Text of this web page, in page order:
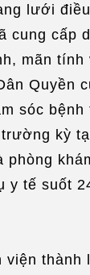
lưới
cung cấp
mãn tính
Quyền
sóc bệnh
kỳ
phòng
y tế suốt
viện thành